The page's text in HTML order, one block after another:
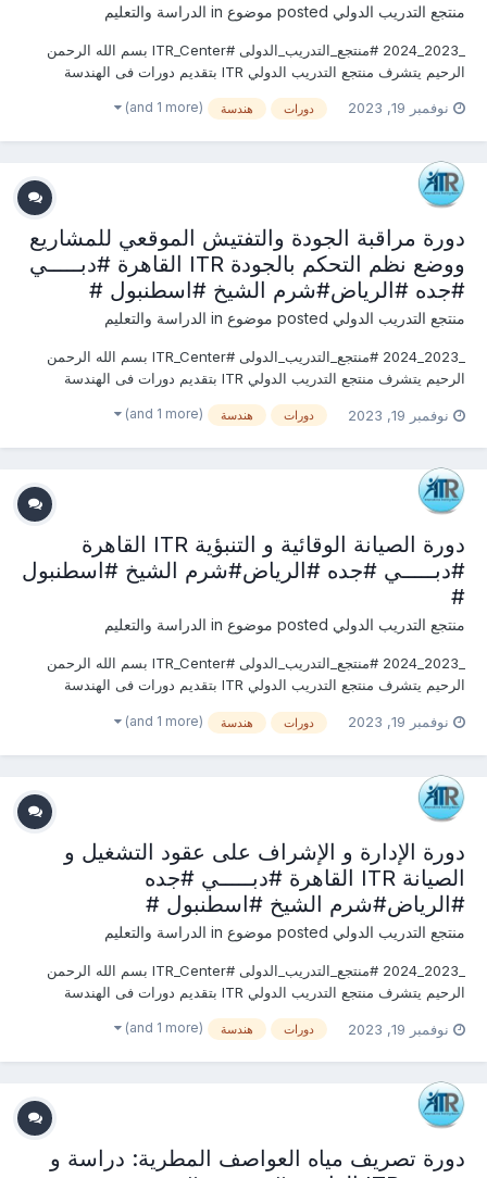
منتجع التدريب الدولي الدراسة والتعليم
_2023_2024 #منتجع_التدريب_الدولى #ITR_Center بسم الله الرحمن
الرحيم يتشرف منتجع التدريب الدولي ITR بتقديم دورات فى الهندسة
يمكنكم التسجيل او الاستفسارعلى الدورة الان ............................
نوفمبر 19, 2023 دورات هندسة (and 1 more)
دورة مراقبة الجودة والتفتيش الموقعي للمشاريع
ووضع نظم التحكم بالجودة ITR القاهرة #دبـــــي
#جده #الرياض#شرم الشيخ #اسطنبول #
منتجع التدريب الدولي الدراسة والتعليم
_2023_2024 #منتجع_التدريب_الدولى #ITR_Center بسم الله الرحمن
الرحيم يتشرف منتجع التدريب الدولي ITR بتقديم دورات فى الهندسة
يمكنكم التسجيل او الاستفسارعلى الدورة الان ............................
نوفمبر 19, 2023 دورات هندسة (and 1 more)
دورة الصيانة الوقائية و التنبؤية ITR القاهرة
#دبـــــي #جده #الرياض#شرم الشيخ #اسطنبول
#
منتجع التدريب الدولي الدراسة والتعليم
_2023_2024 #منتجع_التدريب_الدولى #ITR_Center بسم الله الرحمن
الرحيم يتشرف منتجع التدريب الدولي ITR بتقديم دورات فى الهندسة
يمكنكم التسجيل او الاستفسارعلى الدورة الان ............................
نوفمبر 19, 2023 دورات هندسة (and 1 more)
دورة الإدارة و الإشراف على عقود التشغيل و
الصيانة ITR القاهرة #دبـــــي #جده
#الرياض#شرم الشيخ #اسطنبول #
منتجع التدريب الدولي الدراسة والتعليم
_2023_2024 #منتجع_التدريب_الدولى #ITR_Center بسم الله الرحمن
الرحيم يتشرف منتجع التدريب الدولي ITR بتقديم دورات فى الهندسة
يمكنكم التسجيل او الاستفسارعلى الدورة الان ............................
نوفمبر 19, 2023 دورات هندسة (and 1 more)
دورة تصريف مياه العواصف المطرية: دراسة و